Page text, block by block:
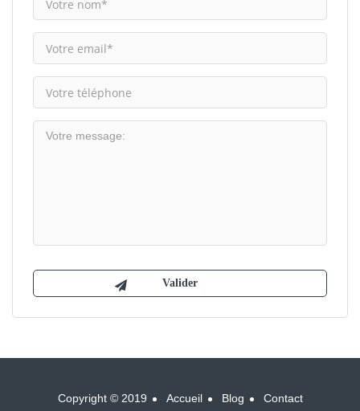
Copyright © 2019 Accueil Blog Contact